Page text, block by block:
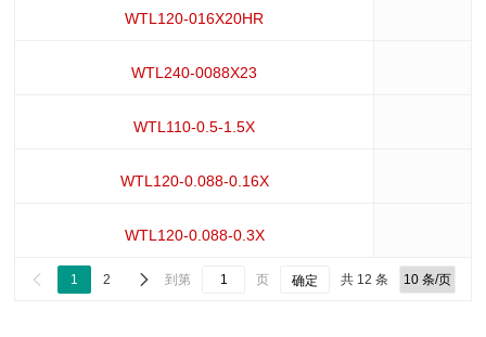
WTL120-016X20HR
WTL240-0088X23
WTL110-0.5-1.5X
WTL120-0.088-0.16X
WTL120-0.088-0.3X
 1 2  到第 页 确定 共 12 条